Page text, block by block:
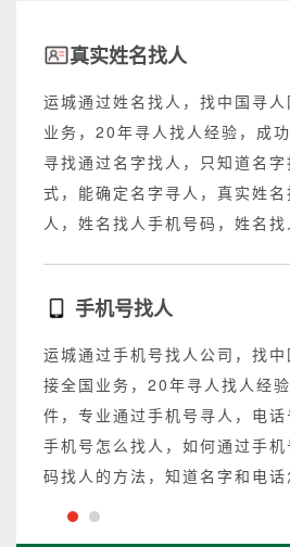
真实姓名找人
运城通过姓名找人，找中国寻
业务，20年寻人找人经验，成
寻找通过名字找人，只知道名
式，能确定名字寻人，真实姓
人，姓名找人手机号码，姓名
手机号找人
运城通过手机号找人公司，找
接全国业务，20年寻人找人经
件，专业通过手机号寻人，电
手机号怎么找人，如何通过手
码找人的方法，知道名字和电
可以操作，不成功不收费。